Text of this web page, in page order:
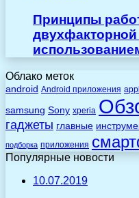
Принципы
Облако меток
android Android приложения
samsung Sony xperia
гаджеты главные
подборка приложения
Популярные новости
10.07.2019